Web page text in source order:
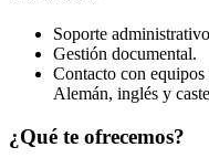
Soporte
Gestión documental.
Contacto con
Alemán, inglés y
¿Qué te ofrecemos?